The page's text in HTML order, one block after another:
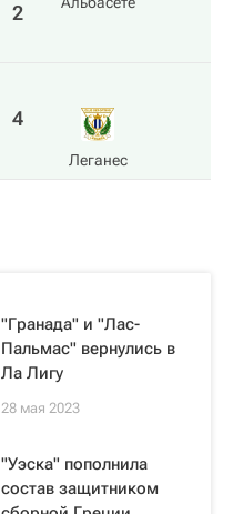
2
4
Леганес
"Гранада" и "Лас-
Пальмас" вернулись в
Ла Лигу
28 мая 2023
"Уэска" пополнила
состав защитником